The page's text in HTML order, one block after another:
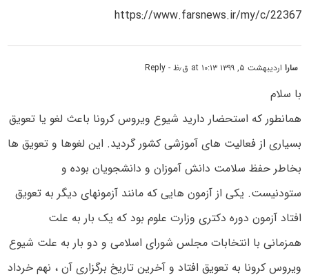
https://www.farsnews.ir/my/c/22367
سارااردیبهشت ۵, ۱۳۹۹ at ۱۰:۱۳ ق٫ظ - Reply
با سلام
همانطور که استحضار دارید شیوع ویروس کرونا باعث لغو یا تعویق
بسیاری از فعالیت های آموزشی کشور گردید. این لغوها و تعویق ها
بخاطر حفظ سلامت دانش آموزان و دانشجویان بوده و
ستودنیست. یکی از آزمون هایی که مانند آزمونهای دیگر به تعویق
افتاد آزمون دوره دکتری وزارت علوم بود که یک بار به علت
همزمانی با انتخابات مجلس شورای اسلامی و دو بار به علت شیوع
ویروس کرونا به تعویق افتاد و آخرین تاریخ برگزاری آن ، نهم خرداد